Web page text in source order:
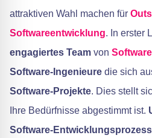
attraktiven Wahl machen für
Softwareentwicklung. In erster
engagiertes Team von
Software-Ingenieure die sich
Software-Projekte. Dies stellt
Ihre Bedürfnisse abgestimmt ist.
Software-